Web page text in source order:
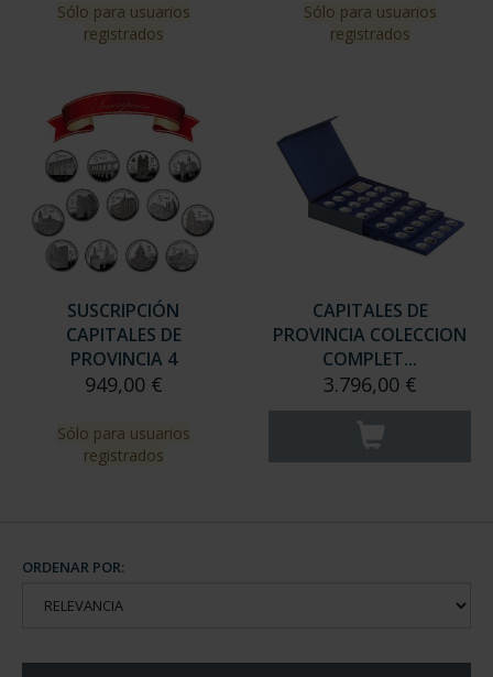
Sólo para usuarios
registrados
Sólo para usuarios
registrados
SUSCRIPCIÓN
CAPITALES DE
PROVINCIA 4
949,00 €
Sólo para usuarios
registrados
CAPITALES DE
PROVINCIA COLECCION
COMPLET...
3.796,00 €
ORDENAR POR: